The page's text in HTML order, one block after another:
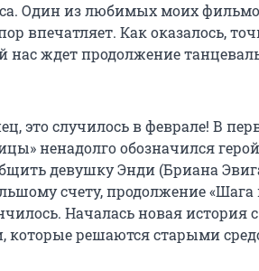
Один из любимых моих
впечатляет. Как оказалось,
нас ждет продолжение
это случилось в феврале! В
ненадолго обозначился
девушку Энди (Бриана
счету, продолжение «Шага
Началась новая
которые решаются старыми